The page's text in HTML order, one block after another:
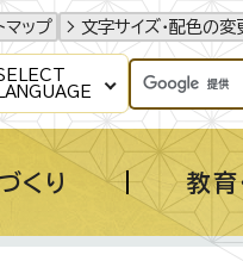
マップ 文字サイズ・配色の変
LANGUAGE
くり 教育